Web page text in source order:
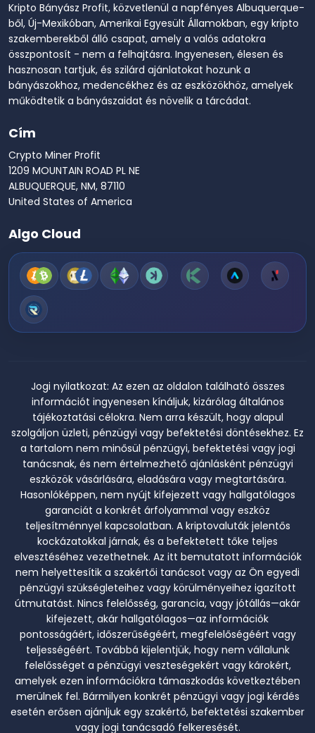
Kripto Bányász Profit, közvetlenül a napfényes Albuquerque-
ből, Új-Mexikóban, Amerikai Egyesült Államokban, egy kripto
szakemberekből álló csapat, amely a valós adatokra
összpontosít - nem a felhajtásra. Ingyenesen, élesen és
hasznosan tartjuk, és szilárd ajánlatokat hozunk a
bányászokhoz, medencékhez és az eszközökhöz, amelyek
működtetik a bányászaidat és növelik a tárcádat.
Cím
Crypto Miner Profit
1209 MOUNTAIN ROAD PL NE
ALBUQUERQUE, NM, 87110
United States of America
Algo Cloud
Jogi nyilatkozat: Az ezen az oldalon található összes
információt ingyenesen kínáljuk, kizárólag általános
tájékoztatási célokra. Nem arra készült, hogy alapul
szolgáljon üzleti, pénzügyi vagy befektetési döntésekhez. Ez
a tartalom nem minősül pénzügyi, befektetési vagy jogi
tanácsnak, és nem értelmezhető ajánlásként pénzügyi
eszközök vásárlására, eladására vagy megtartására.
Hasonlóképpen, nem nyújt kifejezett vagy hallgatólagos
garanciát a konkrét árfolyammal vagy eszköz
teljesítménnyel kapcsolatban. A kriptovaluták jelentős
kockázatokkal járnak, és a befektetett tőke teljes
elvesztéséhez vezethetnek. Az itt bemutatott információk
nem helyettesítik a szakértői tanácsot vagy az Ön egyedi
pénzügyi szükségleteihez vagy körülményeihez igazított
útmutatást. Nincs felelősség, garancia, vagy jótállás—akár
kifejezett, akár hallgatólagos—az információk
pontosságáért, időszerűségéért, megfelelőségéért vagy
teljességéért. Továbbá kijelentjük, hogy nem vállalunk
felelősséget a pénzügyi veszteségekért vagy károkért,
amelyek ezen információkra támaszkodás következtében
merülnek fel. Bármilyen konkrét pénzügyi vagy jogi kérdés
esetén erősen ajánljuk egy szakértő, befektetési szakember
vagy jogi tanácsadó felkeresését.